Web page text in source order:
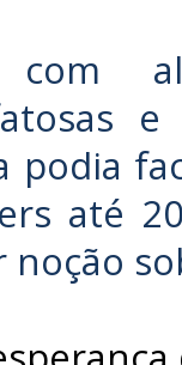
com
podia
até
noção